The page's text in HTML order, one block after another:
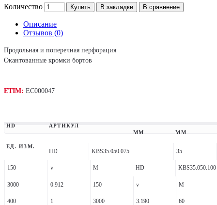
Количество Купить В закладки В сравнение
Описание
Отзывов (0)
Продольная и поперечная перфорация
Окантованные кромки бортов
ETIM: EC000047
HD
АРТИКУЛ
ММ
ММ
ЕД. ИЗМ.
HD KBS35.050.075 35
150 v M HD KBS35.050.100
3000 0.912 150 v M
400 1 3000 3.190 60